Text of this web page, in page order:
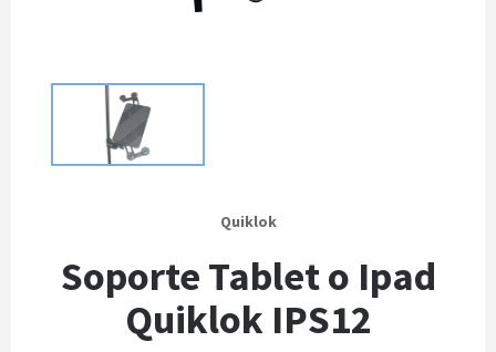
Quiklok
Soporte Tablet o Ipad
Quiklok IPS12